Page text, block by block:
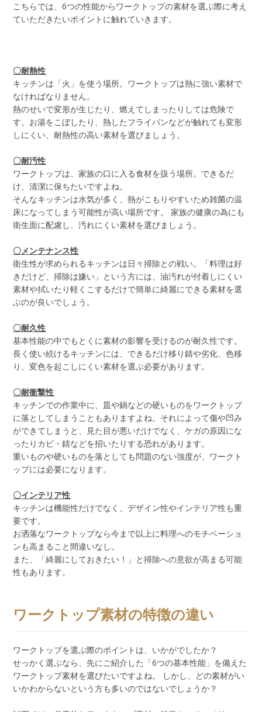
こちらでは、6つの性能からワークトップの素材を選ぶ際に考え
ていただきたいポイントに触れていきます。
〇耐熱性
キッチンは「火」を使う場所。ワークトップは熱に強い素材で
なければなりません。
熱のせいで変形が生じたり、燃えてしまったりしては危険で
す。お湯をこぼしたり、熱したフライパンなどが触れても変形
しにくい、耐熱性の高い素材を選びましょう。
〇耐汚性
ワークトップは、家族の口に入る食材を扱う場所。できるだ
け、清潔に保ちたいですよね。
そんなキッチンは水気が多く、熱がこもりやすいため雑菌の温
床になってしまう可能性が高い場所です。 家族の健康の為にも
衛生面に配慮し、汚れにくい素材を選びましょう。
〇メンテナンス性
衛生性が求められるキッチンは日々掃除との戦い。「料理は好
きだけど、掃除は嫌い」という方には、油汚れが付着しにくい
素材や拭いたり軽くこするだけで簡単に綺麗にできる素材を選
ぶのが良いでしょう。
〇耐久性
基本性能の中でもとくに素材の影響を受けるのが耐久性です。
長く使い続けるキッチンには、できるだけ移り錆や劣化、色移
り、変色を起こしにくい素材を選ぶ必要があります。
〇耐衝撃性
キッチンでの作業中に、皿や鍋などの硬いものをワークトップ
に落としてしまうこともありますよね。それによって傷や凹み
ができてしまうと、見た目が悪いだけでなく、ケガの原因にな
ったりカビ・錆などを招いたりする恐れがあります。
重いものや硬いものを落としても問題のない強度が、ワークト
ップには必要になります。
〇インテリア性
キッチンは機能性だけでなく、デザイン性やインテリア性も重
要です。
お洒落なワークトップなら今まで以上に料理へのモチベーショ
ンも高まること間違いなし。
また、「綺麗にしておきたい！」と掃除への意欲が高まる可能
性もあります。
ワークトップ素材の特徴の違い
ワークトップを選ぶ際のポイントは、いかがでしたか？
せっかく選ぶなら、先にご紹介した「6つの基本性能」を備えた
ワークトップ素材を選びたいですよね。 しかし、どの素材がい
いかわからないという方も多いのではないでしょうか？